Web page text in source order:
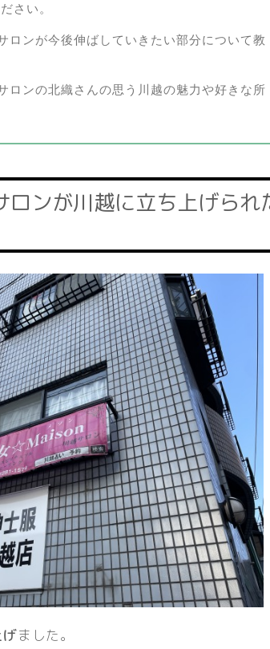
さい。
ンが今後伸ばしていきたい部分について教
ンの北織さんの思う川越の魅力や好きな所
ンが川越に立ち上げられ
ました。